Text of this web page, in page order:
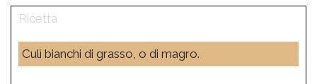
Culì bianchi di grasso, o di magro.